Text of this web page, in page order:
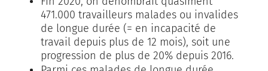
471.000 travailleurs malades ou invalides
de longue durée (= en incapacité de
travail depuis plus de 12 mois), soit une
progression de plus de 20% depuis 2016.